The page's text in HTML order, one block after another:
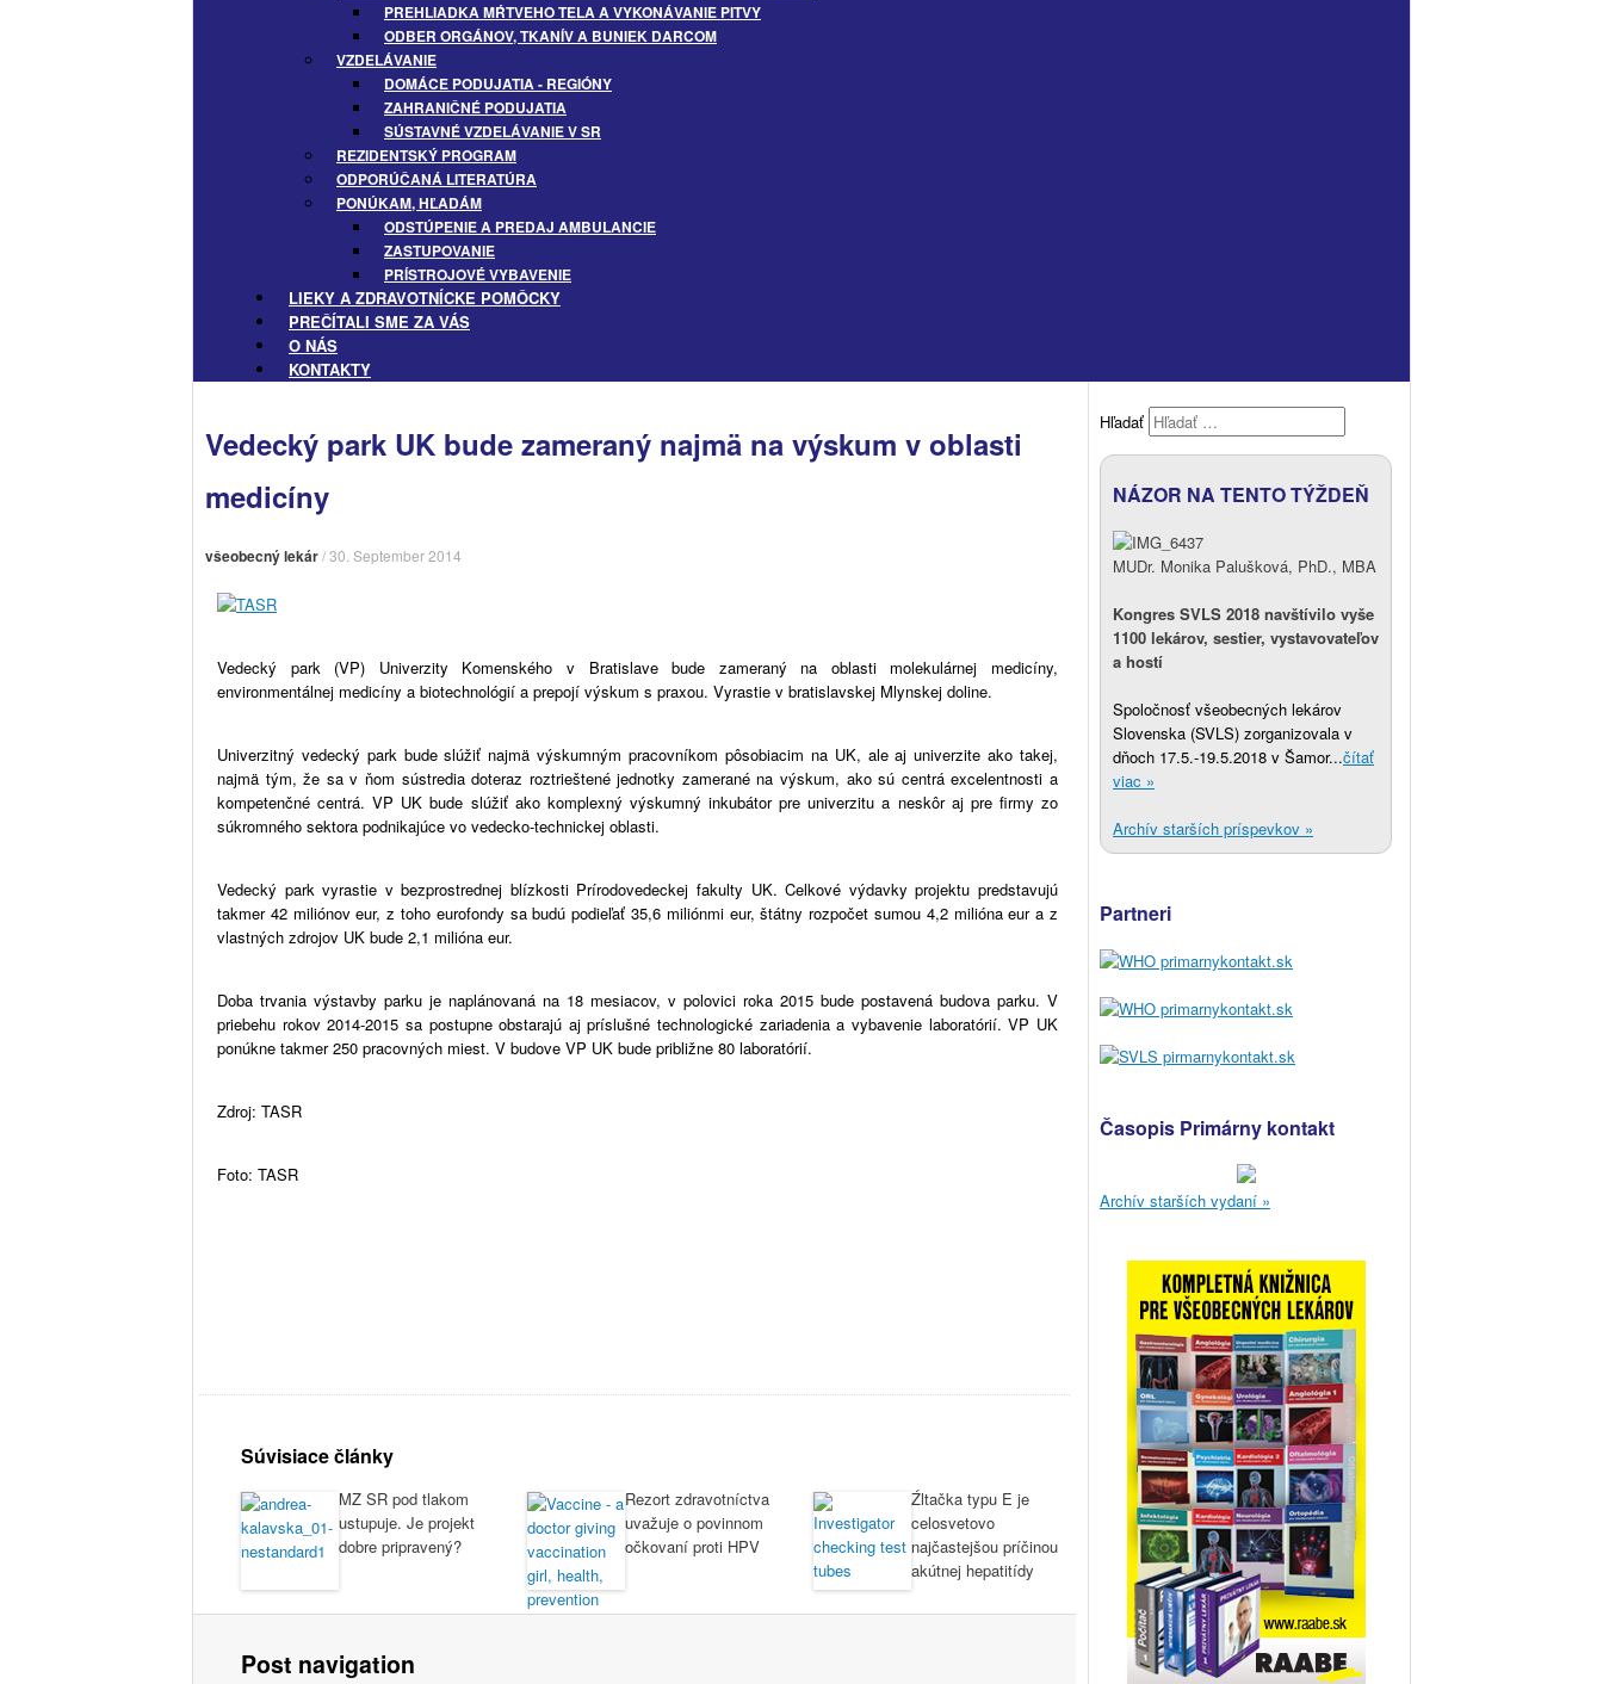
PREHLIADKA MŔTVEHO TELA A VYKONÁVANIE PITVY
ODBER ORGÁNOV, TKANÍV A BUNIEK DARCOM
VZDELÁVANIE
DOMÁCE PODUJATIA - REGIÓNY
ZAHRANIČNÉ PODUJATIA
SÚSTAVNÉ VZDELÁVANIE V SR
REZIDENTSKÝ PROGRAM
ODPORÚČANÁ LITERATÚRA
PONÚKAM, HĽADÁM
ODSTÚPENIE A PREDAJ AMBULANCIE
ZASTUPOVANIE
PRÍSTROJOVÉ VYBAVENIE
LIEKY A ZDRAVOTNÍCKE POMÔCKY
PREČÍTALI SME ZA VÁS
O NÁS
KONTAKTY
Vedecký park UK bude zameraný najmä na výskum v oblasti
medicíny
všeobecný lekár/30. September 2014
Vedecký park (VP) Univerzity Komenského v Bratislave bude zameraný na oblasti molekulárnej medicíny,
environmentálnej medicíny a biotechnológií a prepojí výskum s praxou. Vyrastie v bratislavskej Mlynskej doline.
Univerzitný vedecký park bude slúžiť najmä výskumným pracovníkom pôsobiacim na UK, ale aj univerzite ako takej,
najmä tým, že sa v ňom sústredia doteraz roztrieštené jednotky zamerané na výskum, ako sú centrá excelentnosti a
kompetenčné centrá. VP UK bude slúžiť ako komplexný výskumný inkubátor pre univerzitu a neskôr aj pre firmy zo
súkromného sektora podnikajúce vo vedecko-technickej oblasti.
Vedecký park vyrastie v bezprostrednej blízkosti Prírodovedeckej fakulty UK. Celkové výdavky projektu predstavujú
takmer 42 miliónov eur, z toho eurofondy sa budú podieľať 35,6 miliónmi eur, štátny rozpočet sumou 4,2 milióna eur a z
vlastných zdrojov UK bude 2,1 milióna eur.
Doba trvania výstavby parku je naplánovaná na 18 mesiacov, v polovici roka 2015 bude postavená budova parku. V
priebehu rokov 2014-2015 sa postupne obstarajú aj príslušné technologické zariadenia a vybavenie laboratórií. VP UK
ponúkne takmer 250 pracovných miest. V budove VP UK bude približne 80 laboratórií.
Zdroj: TASR
Foto: TASR
Súvisiace články
MZ SR pod tlakom
ustupuje. Je projekt
dobre pripravený?
Rezort zdravotníctva
uvažuje o povinnom
očkovaní proti HPV
Źltačka typu E je
celosvetovo
najčastejšou príčinou
akútnej hepatitídy
Post navigation
Hľadať
NÁZOR NA TENTO TÝŽDEŇ
MUDr. Monika Palušková, PhD., MBA
Kongres SVLS 2018 navštívilo vyše
1100 lekárov, sestier, vystavovateľov
a hostí
Spoločnosť všeobecných lekárov
Slovenska (SVLS) zorganizovala v
dňoch 17.5.-19.5.2018 v Šamor...čítať
viac »
Archív starších príspevkov »
Partneri
Časopis Primárny kontakt
Archív starších vydaní »